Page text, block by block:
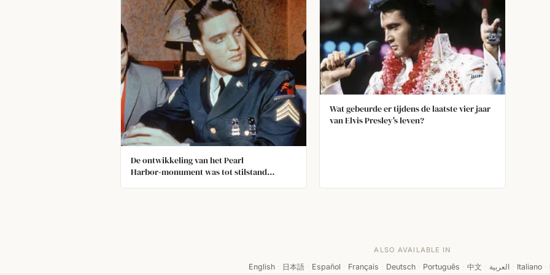
De ontwikkeling van het Pearl
Harbor‑monument was tot stilstand
Wat gebeurde er tijdens de laatste vier jaar
van Elvis Presley's leven?
ALSO AVAILABLE IN
English · 日本語 · Español · Français · Deutsch · Português · 中文 · العربية · Italiano ·